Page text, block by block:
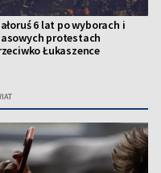
6 lat po wyborach i
protestach
Łukaszence